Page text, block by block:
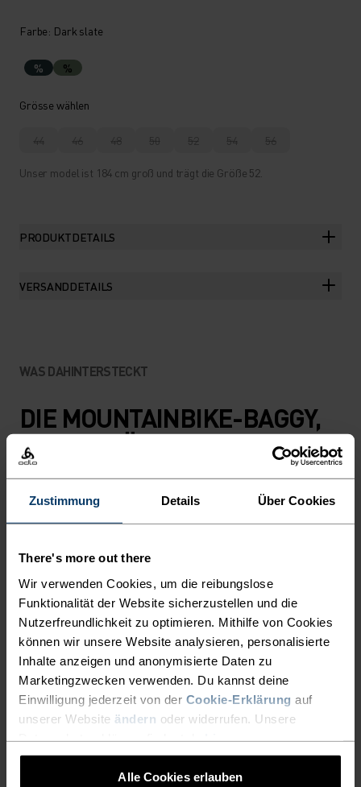
Zustimmung Details Über Cookies
There's more out there
Wir verwenden Cookies, um die reibungslose
Funktionalität der Website sicherzustellen und die
Nutzerfreundlichkeit zu optimieren. Mithilfe von Cookies
können wir unsere Website analysieren, personalisierte
Inhalte anzeigen und anonymisierte Daten zu
Marketingzwecken verwenden. Du kannst deine
Einwilligung jederzeit von der Cookie-Erklärung auf
unserer Website ändern oder widerrufen. Unsere
Alle Cookies erlauben
Farbe: Dark slate
% %
Grösse wählen
44 46 48 50 52 54 56
Unser model ist 184 cm groß und trägt die Größe 52.
PRODUKTDETAILS
VERSANDDETAILS
WAS DAHINTERSTECKT
DIE MOUNTAINBIKE-BAGGY,
DIE MIT HÖCHSTER
PRÄZISION FÜR DEINE
ABENTEUER IM GELÄNDE
ENTWICKELT WURDE.
Leicht, mit wasserabweisender Imprägnierung
und aus 90 Prozent recycelten Materialien
gefertigt – für die X-Alp Explorer MTB-Baggy von
Odlo ist kein Vorhaben zu gross. Diese Baggy-
Shorts mit verstellbarem Bund bestehen aus
strapazierfähigem Doppelgewebe mit jeder
Menge Stretch. Zwei Taschen mit Reissverschluss
Stauraum und Komfort keine Wünsche offen. Als
Mountainbike-Baggy ohne Sitzpolster, die als